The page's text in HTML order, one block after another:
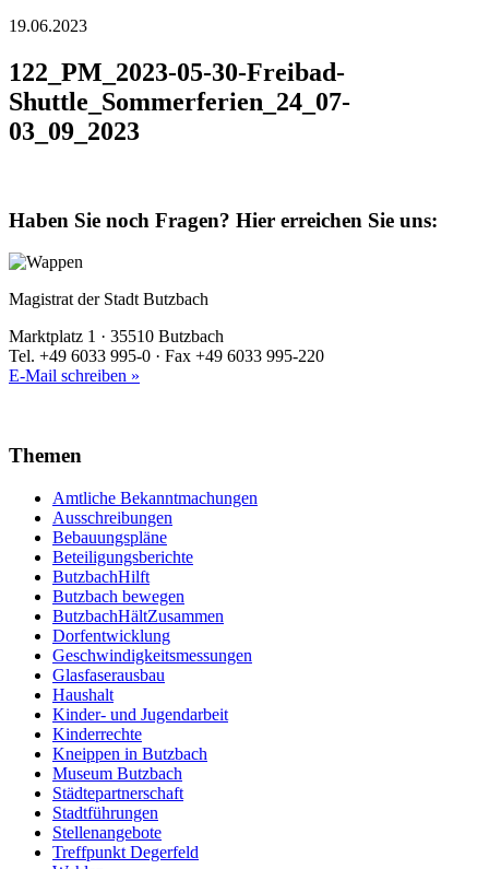
19.06.2023
122_PM_2023-05-30-Freibad-
Shuttle_Sommerferien_24_07-
03_09_2023
Haben Sie noch Fragen? Hier erreichen Sie uns:
Magistrat der Stadt Butzbach
Marktplatz 1 · 35510 Butzbach
Tel. +49 6033 995-0 · Fax +49 6033 995-220
E-Mail schreiben »
Themen
Amtliche Bekanntmachungen
Ausschreibungen
Bebauungspläne
Beteiligungsberichte
ButzbachHilft
Butzbach bewegen
ButzbachHältZusammen
Dorfentwicklung
Geschwindigkeitsmessungen
Glasfaserausbau
Haushalt
Kinder- und Jugendarbeit
Kinderrechte
Kneippen in Butzbach
Museum Butzbach
Städtepartnerschaft
Stadtführungen
Stellenangebote
Treffpunkt Degerfeld